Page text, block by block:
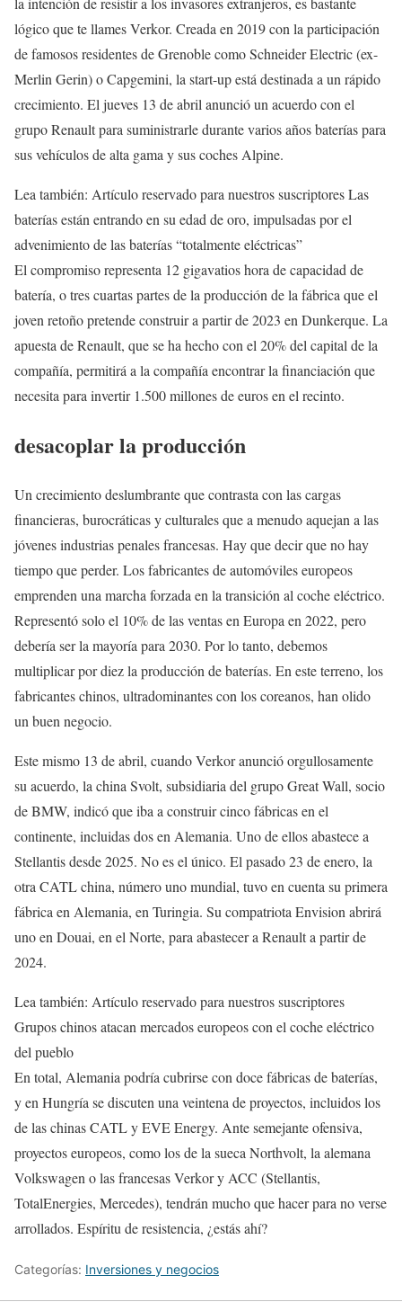
lógico que te llames Verkor. Creada en 2019 con la participación
de famosos residentes de Grenoble como Schneider Electric (ex-
Merlin Gerin) o Capgemini, la start-up está destinada a un rápido
crecimiento. El jueves 13 de abril anunció un acuerdo con el
grupo Renault para suministrarle durante varios años baterías para
sus vehículos de alta gama y sus coches Alpine.
Lea también: Artículo reservado para nuestros suscriptoresLas
baterías están entrando en su edad de oro, impulsadas por el
advenimiento de las baterías “totalmente eléctricas”
El compromiso representa 12 gigavatios hora de capacidad de
batería, o tres cuartas partes de la producción de la fábrica que el
joven retoño pretende construir a partir de 2023 en Dunkerque. La
apuesta de Renault, que se ha hecho con el 20% del capital de la
compañía, permitirá a la compañía encontrar la financiación que
necesita para invertir 1.500 millones de euros en el recinto.
desacoplar la producción
Un crecimiento deslumbrante que contrasta con las cargas
financieras, burocráticas y culturales que a menudo aquejan a las
jóvenes industrias penales francesas. Hay que decir que no hay
tiempo que perder. Los fabricantes de automóviles europeos
emprenden una marcha forzada en la transición al coche eléctrico.
Representó solo el 10% de las ventas en Europa en 2022, pero
debería ser la mayoría para 2030. Por lo tanto, debemos
multiplicar por diez la producción de baterías. En este terreno, los
fabricantes chinos, ultradominantes con los coreanos, han olido
un buen negocio.
Este mismo 13 de abril, cuando Verkor anunció orgullosamente
su acuerdo, la china Svolt, subsidiaria del grupo Great Wall, socio
de BMW, indicó que iba a construir cinco fábricas en el
continente, incluidas dos en Alemania. Uno de ellos abastece a
Stellantis desde 2025. No es el único. El pasado 23 de enero, la
otra CATL china, número uno mundial, tuvo en cuenta su primera
fábrica en Alemania, en Turingia. Su compatriota Envision abrirá
uno en Douai, en el Norte, para abastecer a Renault a partir de
2024.
Lea también: Artículo reservado para nuestros suscriptores
Grupos chinos atacan mercados europeos con el coche eléctrico
del pueblo
En total, Alemania podría cubrirse con doce fábricas de baterías,
y en Hungría se discuten una veintena de proyectos, incluidos los
de las chinas CATL y EVE Energy. Ante semejante ofensiva,
proyectos europeos, como los de la sueca Northvolt, la alemana
Volkswagen o las francesas Verkor y ACC (Stellantis,
TotalEnergies, Mercedes), tendrán mucho que hacer para no verse
arrollados. Espíritu de resistencia, ¿estás ahí?
Categorías: Inversiones y negocios